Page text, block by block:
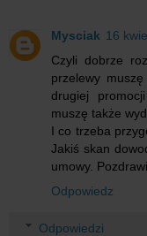
Mysciak 16
Czyli dobrze
przelewy
drugiej
muszę także
I co trzeba
Jakiś skan
umowy.
Odpowiedz
Odpowiedzi